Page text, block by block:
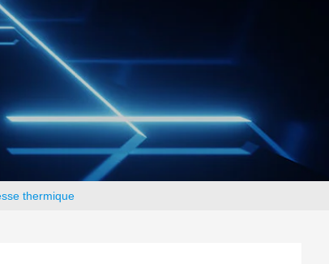
thermique